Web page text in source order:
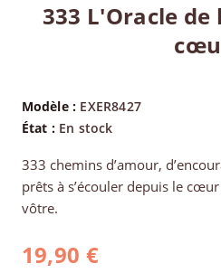
333 L'Oracle de
Modèle : EXER8427
État : En stock
333 chemins d’amour,
prêts à s’écouler depuis le cœur
vôtre.
19,90 €